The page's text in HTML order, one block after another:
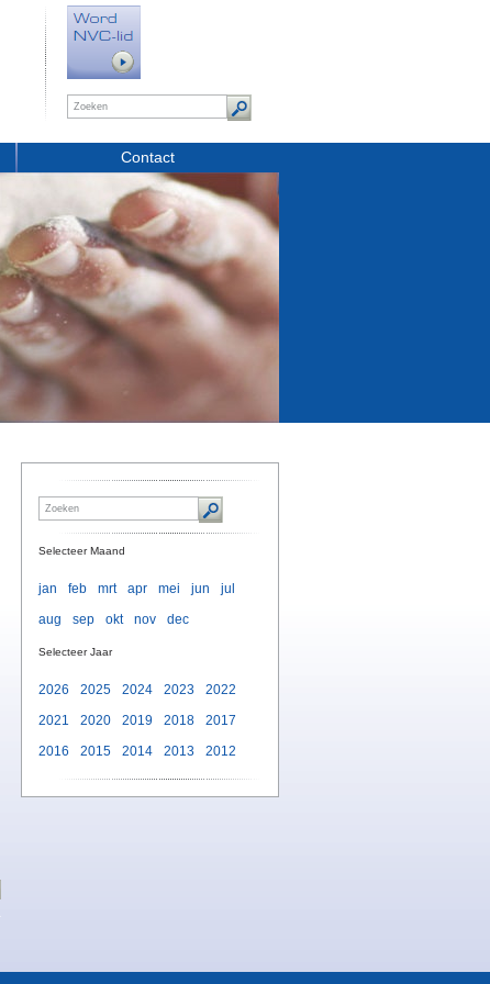
Contact
Selecteer Maand
jan feb mrt apr mei jun
jul
aug
sep okt nov dec
Selecteer Jaar
2026 2025 2024 2023
2022
2021
2020 2019 2018
2017
2016
2015 2014 2013 2012